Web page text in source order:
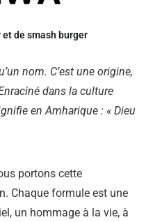
de smash burger
nom. C’est une origine,
dans la culture
en Amharique : « Dieu
portons cette
Chaque formule est une
un hommage à la vie, à